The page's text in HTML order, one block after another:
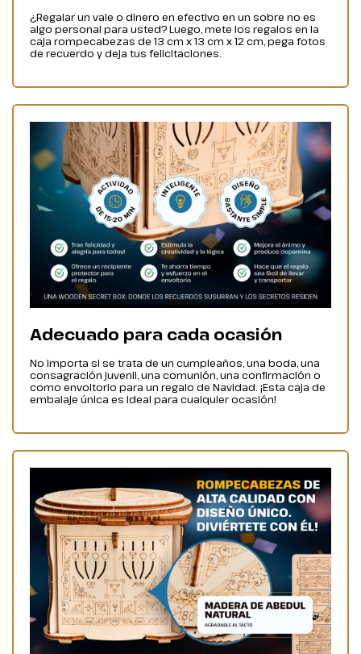
¿Regalar un vale o dinero en efectivo en un sobre no es
algo personal para usted? Luego, mete los regalos en la
caja rompecabezas de 13 cm x 13 cm x 12 cm, pega fotos
de recuerdo y deja tus felicitaciones.
Adecuado para cada ocasión
No importa si se trata de un cumpleaños, una boda, una
consagración juvenil, una comunión, una confirmación o
como envoltorio para un regalo de Navidad. ¡Esta caja de
embalaje única es ideal para cualquier ocasión!